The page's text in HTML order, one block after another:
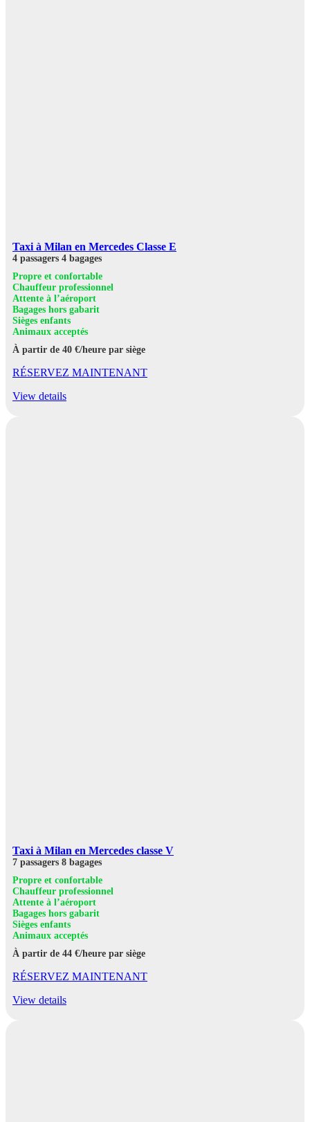
Taxi à Milan en Mercedes Classe E
4 passagers 4 bagages
Propre et confortable
Chauffeur professionnel
Attente à l’aéroport
Bagages hors gabarit
Sièges enfants
Animaux acceptés
À partir de 40 €/heure par siège
RÉSERVEZ MAINTENANT
View details
Taxi à Milan en Mercedes classe V
7 passagers 8 bagages
Propre et confortable
Chauffeur professionnel
Attente à l’aéroport
Bagages hors gabarit
Sièges enfants
Animaux acceptés
À partir de 44 €/heure par siège
RÉSERVEZ MAINTENANT
View details